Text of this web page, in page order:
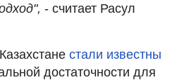
- считает Расул
стали известны
достаточности для